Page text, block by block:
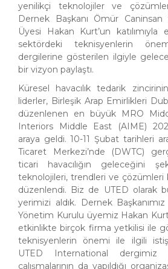
yenilikçi teknolojiler ve
Dernek Başkanı Ömür
Üyesi Hakan Kurt’un
sektördeki teknisyenlerin
dergilerine gösterilen ilgiyle
bir vizyon paylaştı.
Küresel havacılık tedarik
liderler, Birleşik Arap Emirlikleri
düzenlenen en büyük MRO
Interiors Middle East (AIME)
araya geldi. 10-11 Şubat tarihleri
Ticaret Merkezi’nde (DWTC)
ticari havacılığın geleceğini
teknolojileri, trendleri ve çözümleri
düzenlendi. Biz de UTED olarak
yerimizi aldık. Dernek
Yönetim Kurulu üyemiz Hakan
etkinlikte birçok firma yetkilisi ile
teknisyenlerin önemi ile ilgili
UTED International
çalışmalarının da yapıldığı